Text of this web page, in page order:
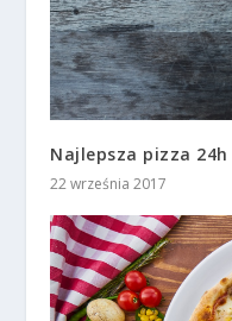
Najlepsza pizza
22 września 2017